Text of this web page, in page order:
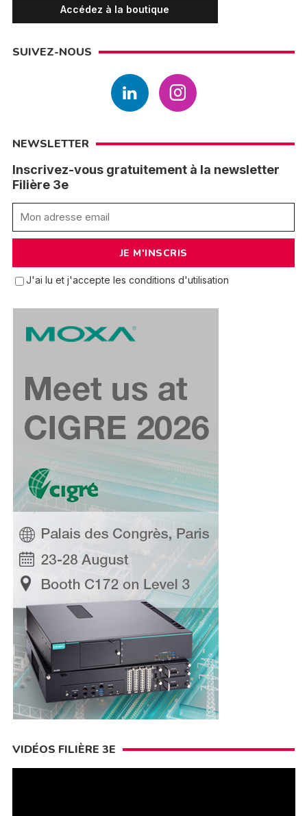
Accédez à la boutique
SUIVEZ-NOUS
NEWSLETTER
Inscrivez-vous gratuitement à la newsletter
Filière 3e
J'ai lu et j'accepte les conditions d'utilisation
VIDÉOS FILIÈRE 3E